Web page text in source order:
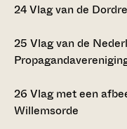
24Vlag van de
25 Vlag van de
26 Vlag met een
Willemsorde